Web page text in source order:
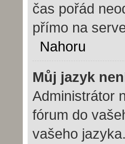
čas pořád
přímo na
Nahoru
Můj jazyk
Administrátor
fórum do
vašeho